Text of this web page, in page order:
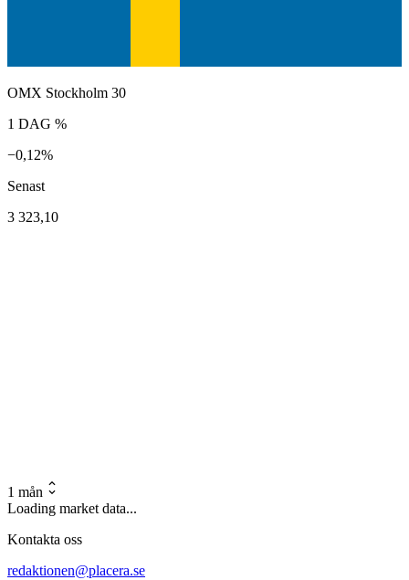
OMX Stockholm 30
1 DAG %
−0,12%
Senast
3 323,10
1 mån
Loading market data...
Kontakta oss
redaktionen@placera.se